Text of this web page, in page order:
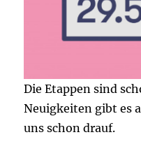
Die Etappen sind
Neuigkeiten gibt es
uns schon drauf.